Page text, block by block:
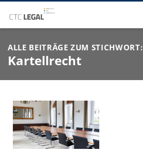
ALLE BEITRÄGE ZUM STICHWORT:
Kartellrecht